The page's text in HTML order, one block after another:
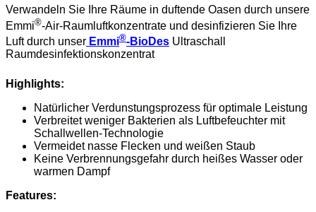
Verwandeln Sie Ihre Räume in duftende Oasen durch unsere
Emmi®-Air-Raumluftkonzentrate und desinfizieren Sie Ihre
Luft durch unser Emmi®-BioDes Ultraschall
Raumdesinfektionskonzentrat
Highlights:
Natürlicher Verdunstungsprozess für optimale Leistung
Verbreitet weniger Bakterien als Luftbefeuchter mit
Schallwellen-Technologie
Vermeidet nasse Flecken und weißen Staub
Keine Verbrennungsgefahr durch heißes Wasser oder
warmen Dampf
Features: